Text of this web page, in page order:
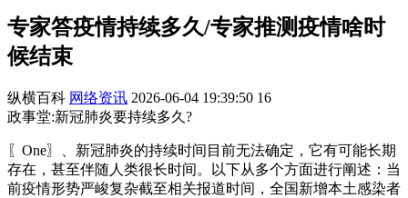
专家答疫情持续多久/专家推测疫情啥时
候结束
纵横百科 网络资讯 2026-06-04 19:39:50 16
政事堂:新冠肺炎要持续多久?
〖One〗、新冠肺炎的持续时间目前无法确定，它有可能长期
存在，甚至伴随人类很长时间。以下从多个方面进行阐述：当
前疫情形势严峻复杂截至相关报道时间，全国新增本土感染者